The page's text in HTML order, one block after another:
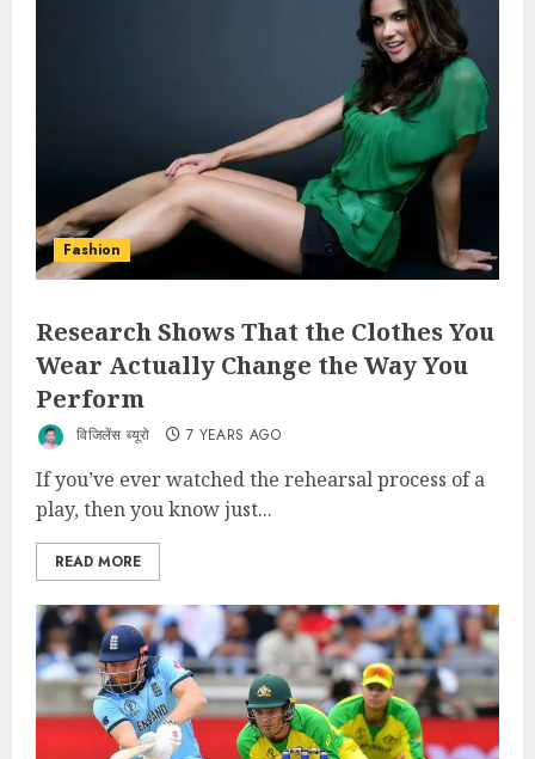
Fashion
Research Shows That the Clothes You
Wear Actually Change the Way You
Perform
विजिलेंस ब्यूरो 7 YEARS AGO
If you’ve ever watched the rehearsal process of a
play, then you know just...
READ MORE